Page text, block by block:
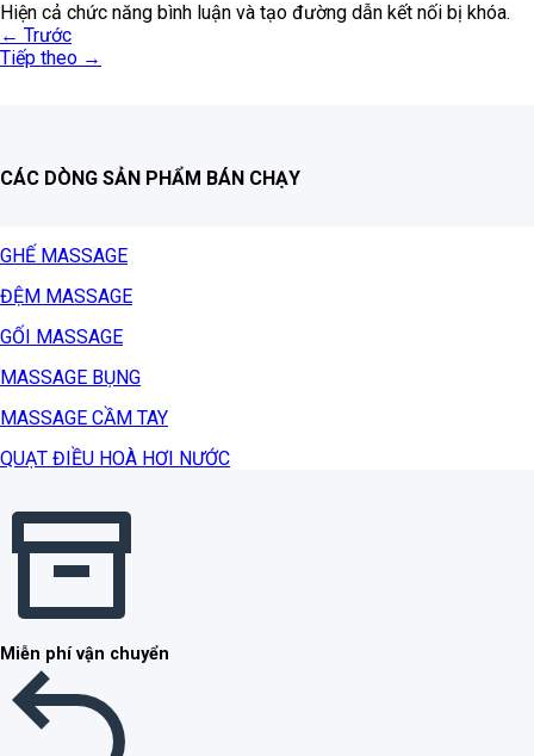
Hiện cả chức năng bình luận và tạo đường dẫn kết nối bị khóa.
← Trước
Tiếp theo →
CÁC DÒNG SẢN PHẨM BÁN CHẠY
GHẾ MASSAGE
ĐỆM MASSAGE
GỐI MASSAGE
MASSAGE BỤNG
MASSAGE CẦM TAY
QUẠT ĐIỀU HOÀ HƠI NƯỚC
Miễn phí vận chuyển